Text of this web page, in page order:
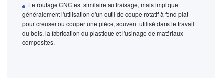
Le routage CNC est similaire au fraisage, mais implique
généralement l'utilisation d'un outil de coupe rotatif à fond plat
pour creuser ou couper une pièce, souvent utilisé dans le travail
du bois, la fabrication du plastique et l'usinage de matériaux
composites.